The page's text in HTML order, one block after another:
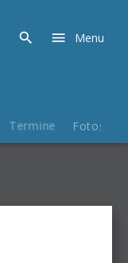
Menu
Termine Fotos